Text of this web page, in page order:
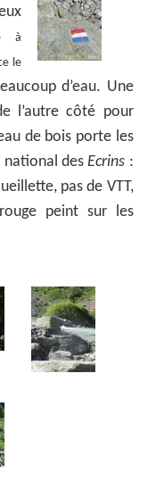
à
le
d’eau. Une
l’autre côté pour
de bois porte les
national desEcrins :
pas de VTT,
peint sur les